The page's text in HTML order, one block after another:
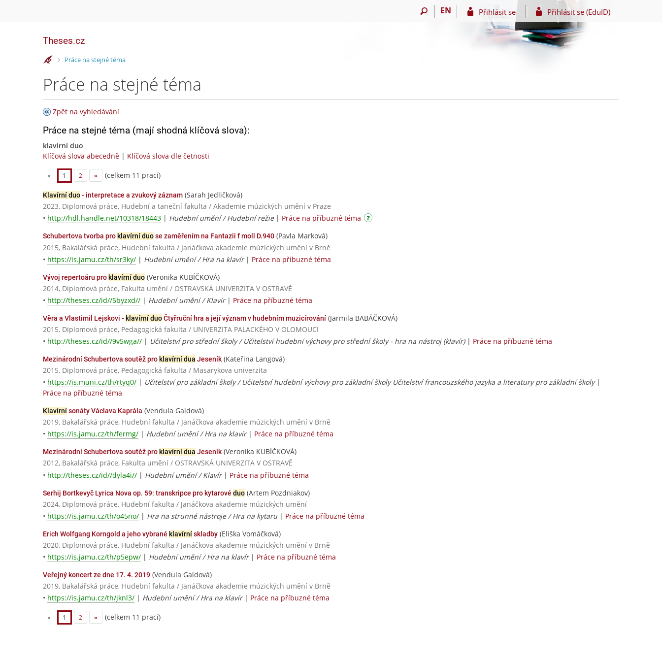
EN Přihlásit se Přihlásit se (EduID)
Theses.cz
>Práce na stejné téma
Práce na stejné téma
Zpět na vyhledávání
Práce na stejné téma (mají shodná klíčová slova):
klavirni duo
Klíčová slova abecedně | Klíčová slova dle četnosti
« 1 2 » (celkem 11 prací)
Klavírní duo- interpretace a zvukový záznam (Sarah Jedličková)
2023, Diplomová práce, Hudební a taneční fakulta / Akademie múzických umění v Praze
• http://hdl.handle.net/10318/18443 | Hudební umění / Hudební režie| Práce na příbuzné téma
Schubertova tvorba pro klavírní duose zaměřením na Fantazii f moll D.940 (Pavla Marková)
2015, Bakalářská práce, Hudební fakulta / Janáčkova akademie múzických umění v Brně
• https://is.jamu.cz/th/sr3ky/ | Hudební umění / Hra na klavír| Práce na příbuzné téma
Vývoj repertoáru pro klavírní duo (Veronika KUBÍČKOVÁ)
2014, Diplomová práce, Fakulta umění / OSTRAVSKÁ UNIVERZITA V OSTRAVĚ
• http://theses.cz/id//5byzxd// | Hudební umění / Klavír| Práce na příbuzné téma
Věra a Vlastimil Lejskovi - klavírní duoČtyřruční hra a její význam v hudebním muzicírování (Jarmila BABÁČKOVÁ)
2015, Diplomová práce, Pedagogická fakulta / UNIVERZITA PALACKÉHO V OLOMOUCI
• http://theses.cz/id//9v5wga// | Učitelství pro střední školy / Učitelství hudební výchovy pro střední školy - hra na nástroj (klavír)| Práce na příbuzné téma
Mezinárodní Schubertova soutěž pro klavírní dua Jeseník(Kateřina Langová)
2015, Diplomová práce, Pedagogická fakulta / Masarykova univerzita
• https://is.muni.cz/th/rtyq0/ | Učitelství pro základní školy / Učitelství hudební výchovy pro základní školy Učitelství francouzského jazyka a literatury pro základní školy|
Práce na příbuzné téma
Klavírnísonáty Václava Kaprála (Vendula Galdová)
2019, Bakalářská práce, Hudební fakulta / Janáčkova akademie múzických umění v Brně
• https://is.jamu.cz/th/fermg/ | Hudební umění / Hra na klavír| Práce na příbuzné téma
Mezinárodní Schubertova soutěž pro klavírní dua Jeseník(Veronika KUBÍČKOVÁ)
2012, Bakalářská práce, Fakulta umění / OSTRAVSKÁ UNIVERZITA V OSTRAVĚ
• http://theses.cz/id//dyla4i// | Hudební umění / Klavír| Práce na příbuzné téma
Serhij Bortkevyč Lyrica Nova op. 59: transkripce pro kytarové duo (Artem Pozdniakov)
2024, Diplomová práce, Hudební fakulta / Janáčkova akademie múzických umění
• https://is.jamu.cz/th/o45no/ | Hra na strunné nástroje / Hra na kytaru | Práce na příbuzné téma
Erich Wolfgang Korngold a jeho vybrané klavírnískladby (Eliška Vomáčková)
2020, Diplomová práce, Hudební fakulta / Janáčkova akademie múzických umění v Brně
• https://is.jamu.cz/th/p5epw/ | Hudební umění / Hra na klavír| Práce na příbuzné téma
Veřejný koncert ze dne 17. 4. 2019 (Vendula Galdová)
2019, Bakalářská práce, Hudební fakulta / Janáčkova akademie múzických umění v Brně
• https://is.jamu.cz/th/jknl3/ | Hudební umění / Hra na klavír| Práce na příbuzné téma
« 1 2 » (celkem 11 prací)